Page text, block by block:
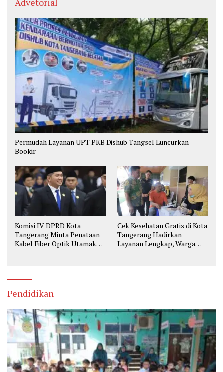
Permudah Layanan UPT PKB Dishub Tangsel Luncurkan
Bookir
Komisi IV DPRD Kota
Tangerang Minta Penataan
Kabel Fiber Optik Utamakan
Cek Kesehatan Gratis di Kota
Tangerang Hadirkan
Layanan Lengkap, Warga
Pendidikan